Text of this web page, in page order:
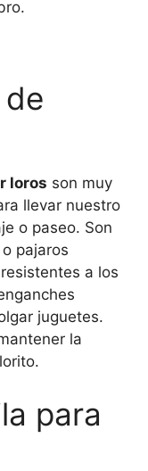
loros son muy
llevar nuestro
o paseo. Son
pajaros
a los
juguetes.
la
para